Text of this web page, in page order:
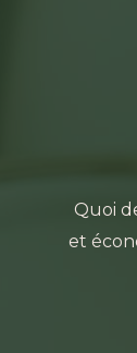
Quoi
et